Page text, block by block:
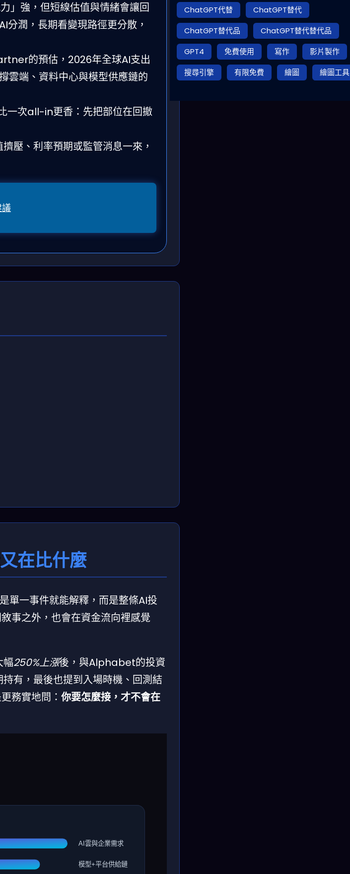
」強，但短線估值與情緒會讓回
潤，長期看變現路徑更分散，
的預估，2026年全球AI支出
撐雲端、資料中心與模型供應鏈的
一次all-in更香：先把部位在回撤
壓、利率預期或監管消息一來，
在比什麼
單一事件就能解釋，而是整條AI投
事之外，也會在資金流向裡感覺
幅250%上漲後，與Alphabet的投資
有，最後也提到入場時機、回測結
務實地問： 你要怎麼接，才不會在
AI雲與企業需求
模型+平台供給鏈
ChatGPT代替
ChatGPT替代
ChatGPT替代品
ChatGPT替代替代品
GPT4
免費使用 寫作
影片製作
搜尋引擎
有限免費 繪圖 繪圖工具